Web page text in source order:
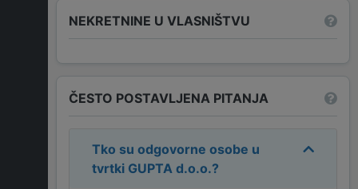
NEKRETNINE U VLASNIŠTVU
ČESTO POSTAVLJENA PITANJA
Tko su odgovorne osobe u
tvrtki GUPTA d.o.o.?